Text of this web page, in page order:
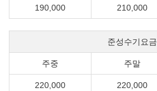
190,000 210,000
준성수기요금
주중 주말
220,000 220,000